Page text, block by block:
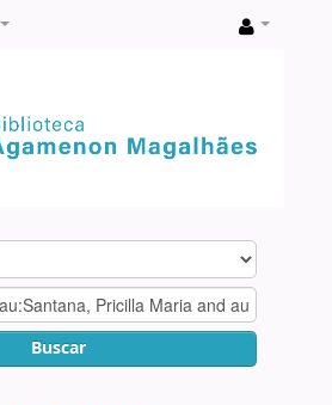
Buscar